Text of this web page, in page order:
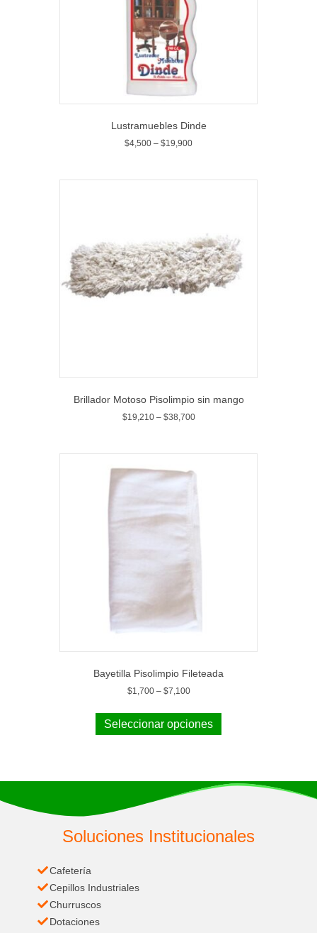
Lustramuebles Dinde
$4,500 – $19,900
Brillador Motoso Pisolimpio sin mango
$19,210– $38,700
Bayetilla Pisolimpio Fileteada
$1,700– $7,100
Seleccionar opciones
Soluciones Institucionales
Cafetería
Cepillos Industriales
Churruscos
Dotaciones